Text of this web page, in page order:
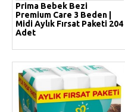
Prima Bebek Bezi
Premium Care 3 Beden |
Midi Aylık Fırsat Paketi 204
Adet